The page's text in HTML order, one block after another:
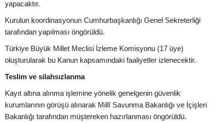
yapacaktır.
Kurulun koordinasyonun Cumhurbaşkanlığı Genel Sekreterliği
tarafından yapılması öngörüldü.
Türkiye Büyük Millet Meclisi İzleme Komisyonu (17 üye)
oluşturularak bu Kanun kapsamındaki faaliyetler izlenecektir.
Teslim ve silahsızlanma
Kayıt altına alınma işlemine yönelik genelgenin güvenlik
kurumlarının görüşü alınarak Millî Savunma Bakanlığı ve İçişleri
Bakanlığı tarafından müştereken hazırlanması öngörüldü.